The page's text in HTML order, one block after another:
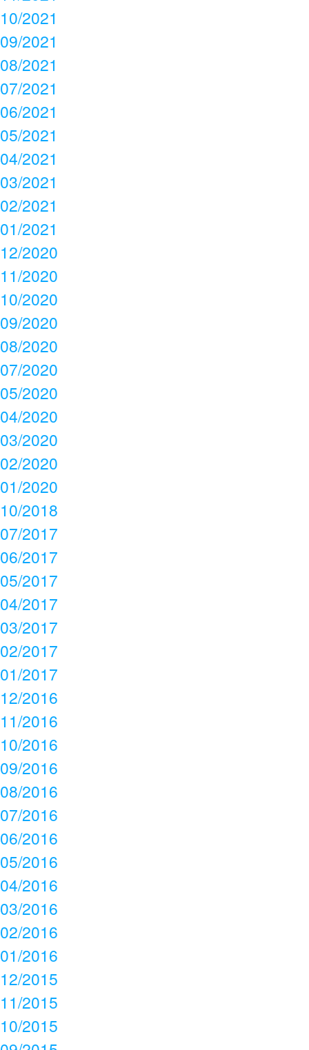
10/2021
09/2021
08/2021
07/2021
06/2021
05/2021
04/2021
03/2021
02/2021
01/2021
12/2020
11/2020
10/2020
09/2020
08/2020
07/2020
05/2020
04/2020
03/2020
02/2020
01/2020
10/2018
07/2017
06/2017
05/2017
04/2017
03/2017
02/2017
01/2017
12/2016
11/2016
10/2016
09/2016
08/2016
07/2016
06/2016
05/2016
04/2016
03/2016
02/2016
01/2016
12/2015
11/2015
10/2015